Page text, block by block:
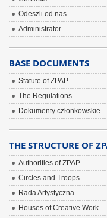
Odeszli od nas
Administrator
BASE DOCUMENTS
Statute of ZPAP
The Regulations
Dokumenty członkowskie
THE STRUCTURE OF
Authorities of ZPAP
Circles and Troops
Rada Artystyczna
Houses of Creative Work